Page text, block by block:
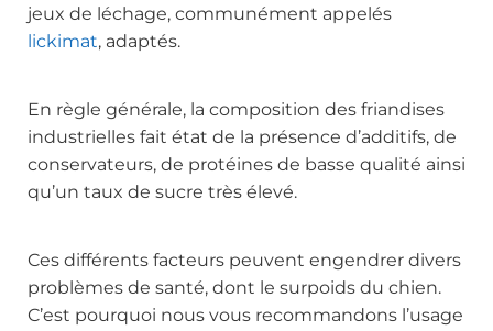
jeux de léchage, communément appelés
lickimat, adaptés.
En règle générale, la composition des friandises
industrielles fait état de la présence d’additifs, de
conservateurs, de protéines de basse qualité ainsi
qu’un taux de sucre très élevé.
Ces différents facteurs peuvent engendrer divers
problèmes de santé, dont le surpoids du chien.
C’est pourquoi nous vous recommandons l’usage